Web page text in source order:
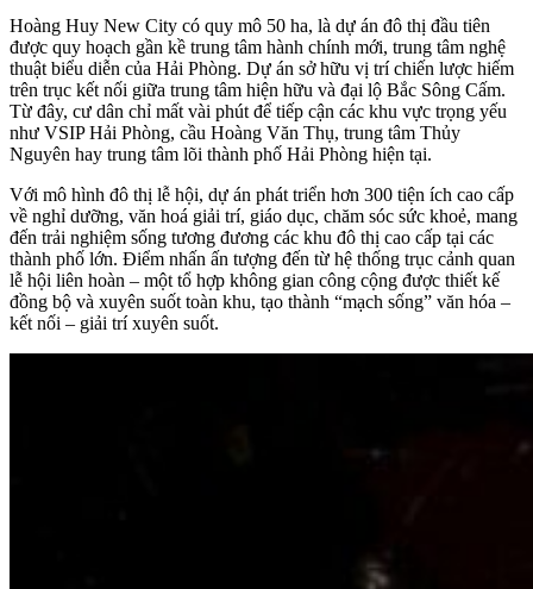
Hoàng Huy New City có quy mô 50 ha, là dự án đô thị đầu tiên
được quy hoạch gần kề trung tâm hành chính mới, trung tâm nghệ
thuật biểu diễn của Hải Phòng. Dự án sở hữu vị trí chiến lược hiếm
trên trục kết nối giữa trung tâm hiện hữu và đại lộ Bắc Sông Cấm.
Từ đây, cư dân chỉ mất vài phút để tiếp cận các khu vực trọng yếu
như VSIP Hải Phòng, cầu Hoàng Văn Thụ, trung tâm Thủy
Nguyên hay trung tâm lõi thành phố Hải Phòng hiện tại.
Với mô hình đô thị lễ hội, dự án phát triển hơn 300 tiện ích cao cấp
về nghỉ dưỡng, văn hoá giải trí, giáo dục, chăm sóc sức khoẻ, mang
đến trải nghiệm sống tương đương các khu đô thị cao cấp tại các
thành phố lớn. Điểm nhấn ấn tượng đến từ hệ thống trục cảnh quan
lễ hội liên hoàn – một tổ hợp không gian công cộng được thiết kế
đồng bộ và xuyên suốt toàn khu, tạo thành “mạch sống” văn hóa –
kết nối – giải trí xuyên suốt.